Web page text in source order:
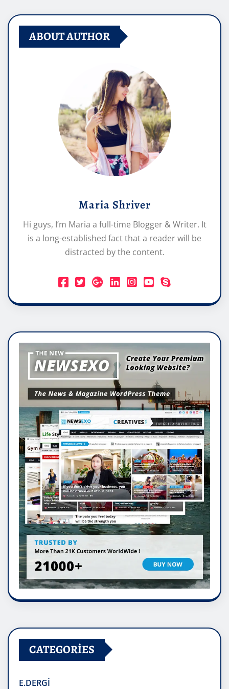
ABOUT AUTHOR
Maria Shriver
Hi guys, I’m Maria a full-time Blogger & Writer. It
is a long-established fact that a reader will be
distracted by the content.
CATEGORIES
E.DERGİ